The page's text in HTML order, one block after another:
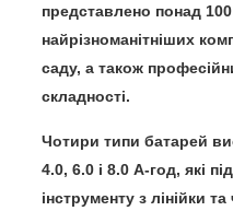
представлено понад 100
найрізноманітніших
саду, а також
складності.
Чотири типи батарей
4.0, 6.0 і 8.0 А-год, які
інструменту з лінійки та